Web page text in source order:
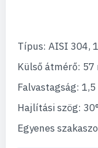
Típus: AISI 304,
Külső átmérő: 57
Falvastagság:
Hajlítási szög:
Egyenes